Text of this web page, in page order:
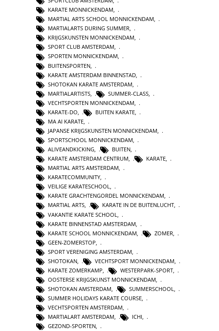
KARATE MONNICKENDAM,
MARTIAL ARTS SCHOOL MONNICKENDAM,
MARTIALARTS DURING SUMMER,
KRIJGSKUNSTEN MONNICKENDAM,
SPORT CLUB AMSTERDAM,
SPORTEN MONNICKENDAM,
BUITENSPORTEN
KARATE AMSTERDAM BINNENSTAD
SHOTOKAN KARATE AMSTERDAM
MARTIALARTISTS
SUMMER-CLASS
VECHTSPORTEN MONNICKENDAM
KARATE-DO
BUITEN KARATE
MA AI KARATE
JAPANSE KRIJGSKUNSTEN MONNICKENDAM
SPORTSCHOOL MONNICKENDAM,
ALIVEANDKICKING, BUITEN,
KARATE AMSTERDAM CENTRUM, KARATE,
MARTIAL ARTS AMSTERDAM,
KARATECOMMUNITY,
VEILIGE KARATESCHOOL,
KARATE GRACHTENGORDEL MONNICKENDAM,
MARTIAL ARTS, KARATE IN DE BUITENLUCHT,
VAKANTIE KARATE SCHOOL
KARATE BINNENSTAD AMSTERDAM
KARATE SCHOOL MONNICKENDAM
ZOMER
GEEN-ZOMERSTOP
SPORT VERENIGING AMSTERDAM
SHOTOKAN
VECHTSPORT MONNICKENDAM
KARATE ZOMERKAMP
WESTERPARK-SPORT
OOSTERSE KRIJGSKUNST MONNICKENDAM
SHOTOKAN AMSTERDAM, SUMMERSCHOOL,
SUMMER HOLIDAYS KARATE COURSE,
VECHTSPORTEN AMSTERDAM,
MARTIALART AMSTERDAM, ICHI,
GEZOND-SPORTEN,